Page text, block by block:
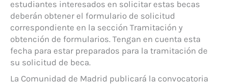
estudiantes interesados en solicitar estas becas
deberán obtener el formulario de solicitud
correspondiente en la sección Tramitación y
obtención de formularios. Tengan en cuenta esta
fecha para estar preparados para la tramitación de
su solicitud de beca.
La Comunidad de Madrid publicará la convocatoria